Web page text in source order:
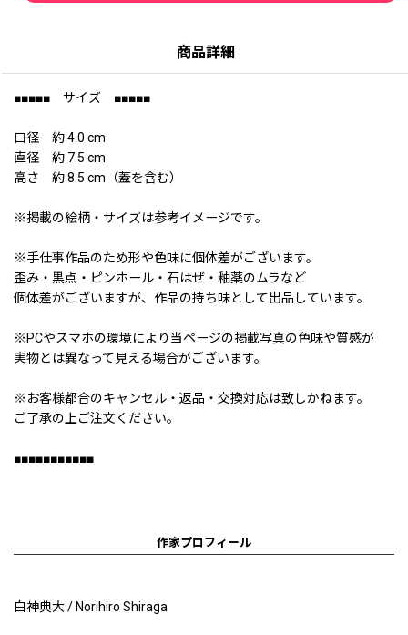
商品詳細
■■■■■ サイズ ■■■■■
口径 約 4.0 cm
直径 約 7.5 cm
高さ 約 8.5 cm（蓋を含む）
※掲載の絵柄・サイズは参考イメージです。
※手仕事作品のため形や色味に個体差がございます。
歪み・黒点・ピンホール・石はぜ・釉薬のムラなど
個体差がございますが、作品の持ち味として出品しています。
※PCやスマホの環境により当ページの掲載写真の色味や質感が
実物とは異なって見える場合がございます。
※お客様都合のキャンセル・返品・交換対応は致しかねます。
ご了承の上ご注文ください。
■■■■■■■■■■■
作家プロフィール
白神典大 / Norihiro Shiraga